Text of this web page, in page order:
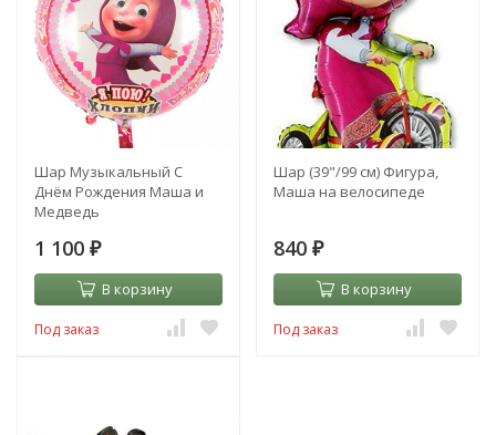
Шар Музыкальный С
Днём Рождения Маша и
Медведь
1 100 ₽
В корзину
Под заказ
Шар (39"/99 см) Фигура,
Маша на велосипеде
840 ₽
В корзину
Под заказ